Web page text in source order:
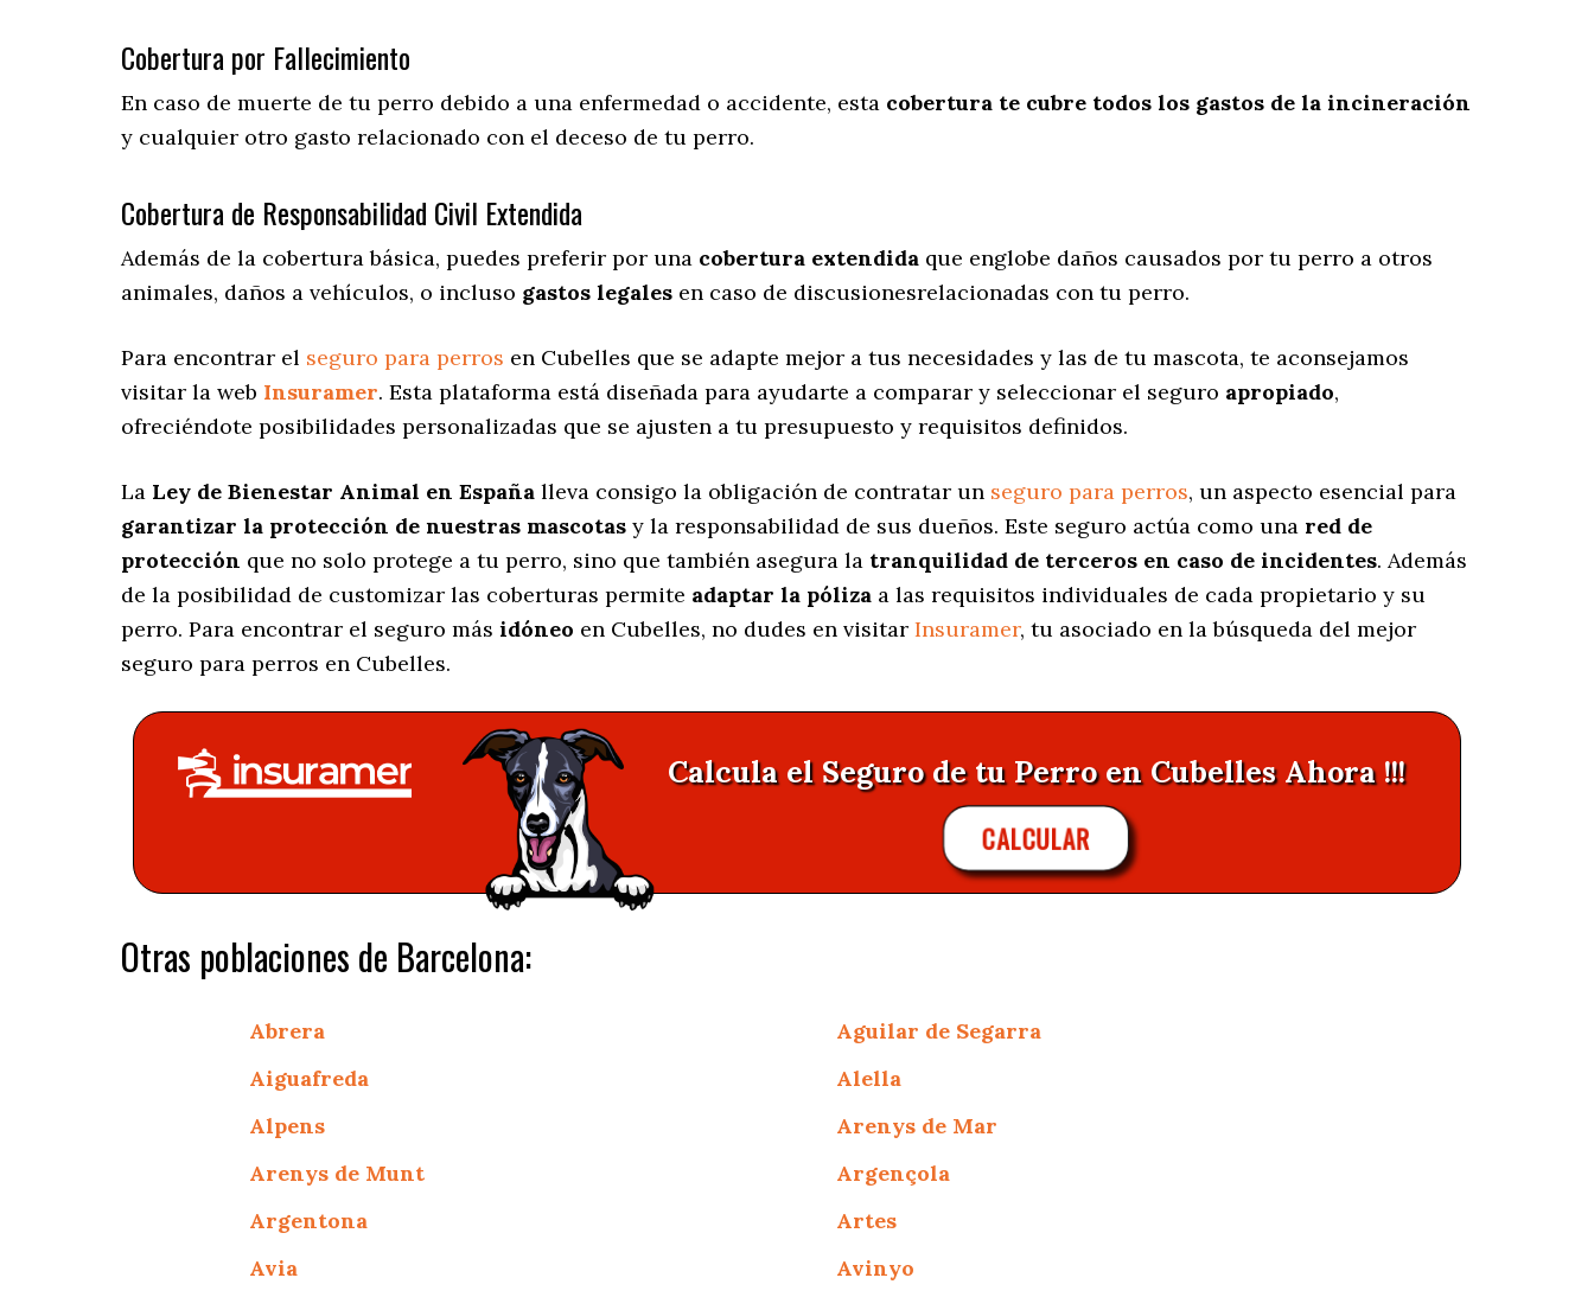
Cobertura por Fallecimiento
En caso de muerte de tu perro debido a una enfermedad o accidente, esta cobertura te cubre todos los gastos de la incineración
y cualquier otro gasto relacionado con el deceso de tu perro.
Cobertura de Responsabilidad Civil Extendida
Además de la cobertura básica, puedes preferir por una cobertura extendida que englobe daños causados por tu perro a otros
animales, daños a vehículos, o incluso gastos legales en caso de discusionesrelacionadas con tu perro.
Para encontrar el seguro para perros en Cubelles que se adapte mejor a tus necesidades y las de tu mascota, te aconsejamos
visitar la web Insuramer. Esta plataforma está diseñada para ayudarte a comparar y seleccionar el seguro apropiado,
ofreciéndote posibilidades personalizadas que se ajusten a tu presupuesto y requisitos definidos.
La Ley de Bienestar Animal en España lleva consigo la obligación de contratar un seguro para perros, un aspecto esencial para
garantizar la protección de nuestras mascotas y la responsabilidad de sus dueños. Este seguro actúa como una red de
protección que no solo protege a tu perro, sino que también asegura la tranquilidad de terceros en caso de incidentes. Además
de la posibilidad de customizar las coberturas permite adaptar la póliza a las requisitos individuales de cada propietario y su
perro. Para encontrar el seguro más idóneo en Cubelles, no dudes en visitar Insuramer, tu asociado en la búsqueda del mejor
seguro para perros en Cubelles.
Calcula el Seguro de tu Perro en Cubelles Ahora !!!
CALCULAR
Otras poblaciones de Barcelona:
Abrera
Aguilar de Segarra
Aiguafreda
Alella
Alpens
Arenys de Mar
Arenys de Munt
Argençola
Argentona
Artes
Avia
Avinyo